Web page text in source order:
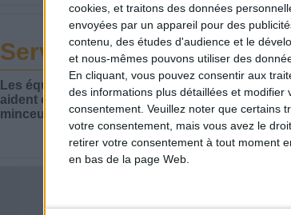
cookies, et traitons des données
envoyées par un appareil pour des
contenu, des études d'audience et le
et nous-mêmes pouvons utiliser des
En cliquant, vous pouvez consentir aux
des informations plus détaillées et
consentement. Veuillez noter que certains
votre consentement, mais vous avez le
retirer votre consentement à tout moment
en bas de la page Web.
Service-client &
Les équipes du Service-client et de la
aident chaque semaine à vous rapprocher
minceur.
Votre bilan minceur